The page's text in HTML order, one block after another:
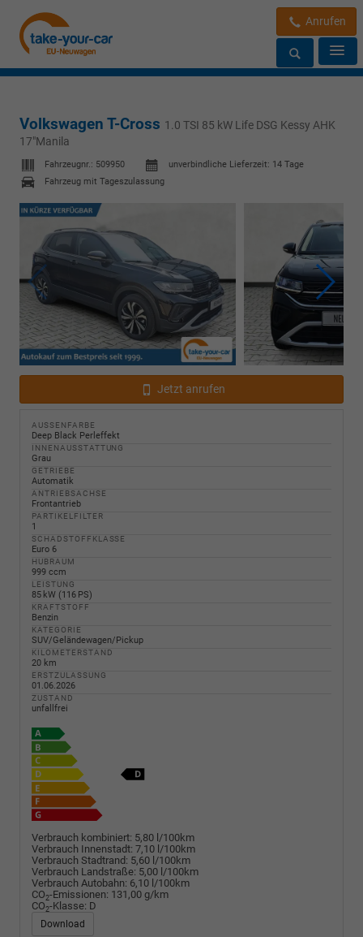
Anrufen
Volkswagen T-Cross 1.0 TSI 85 kW Life DSG Kessy AHK
17"Manila
Fahrzeugnr.: 509950 unverbindliche Lieferzeit: 14 Tage
Fahrzeug mit Tageszulassung
Jetzt anrufen
AUSSENFARBE
Deep Black Perleffekt
INNENAUSSTATTUNG
Grau
GETRIEBE
Automatik
ANTRIEBSACHSE
Frontantrieb
PARTIKELFILTER
1
SCHADSTOFFKLASSE
Euro 6
HUBRAUM
999 ccm
LEISTUNG
85 kW (116 PS)
KRAFTSTOFF
Benzin
KATEGORIE
SUV/Geländewagen/Pickup
KILOMETERSTAND
20 km
ERSTZULASSUNG
01.06.2026
ZUSTAND
unfallfrei
Verbrauch kombiniert: 5,80 l/100km
Verbrauch Innenstadt: 7,10 l/100km
Verbrauch Stadtrand: 5,60 l/100km
Verbrauch Landstraße: 5,00 l/100km
Verbrauch Autobahn: 6,10 l/100km
CO2-Emissionen: 131,00 g/km
CO2-Klasse: D
Download